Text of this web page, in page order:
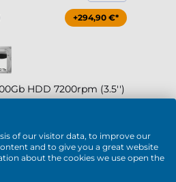
+294,90 €*
HDD 7200rpm (3.5'')
+169,90 €*
of our visitor data, to improve our
and to give you a great website
about the cookies we use open the